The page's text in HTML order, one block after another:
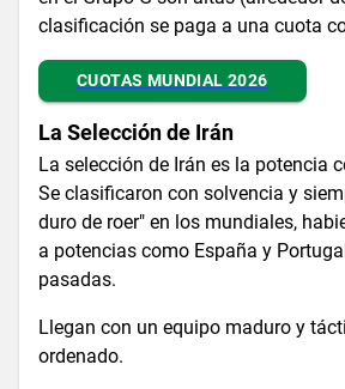
clasificación se paga a una cuota
CUOTAS MUNDIAL 2026
La Selección de Irán
La selección de Irán es la potencia
Se clasificaron con solvencia y
duro de roer" en los mundiales,
a potencias como España y
pasadas.
Llegan con un equipo maduro y
ordenado.